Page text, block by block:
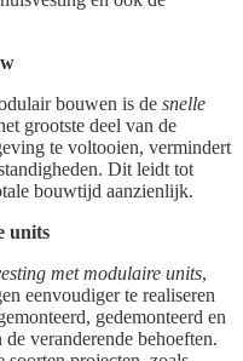
bouwen is de snelle
grootste deel van de
te voltooien, vermindert
Dit leidt tot
bouwtijd aanzienlijk.
units
met modulaire units,
eenvoudiger te realiseren
gedemonteerd en
veranderende behoeften.